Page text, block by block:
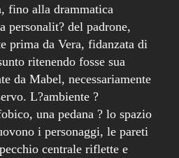
fino alla drammatica
personalit? del padrone,
prima da Vera, fidanzata di
ritenendo fosse sua
da Mabel, necessariamente
L?ambiente ?
una pedana ? lo spazio
i personaggi, le pareti
centrale riflette e